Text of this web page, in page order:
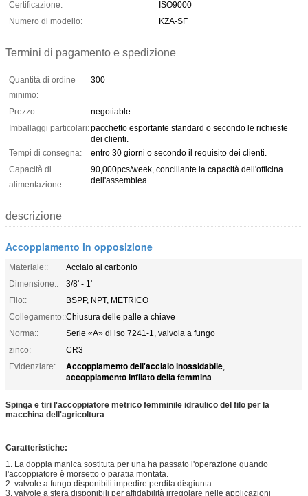
Certificazione:
ISO9000
Numero di modello:
KZA-SF
Termini di pagamento e spedizione
Quantità di ordine
minimo:
300
Prezzo:
negotiable
Imballaggi particolari:pacchetto esportante standard o secondo le richieste
dei clienti.
Tempi di consegna:
entro 30 giorni o secondo il requisito dei clienti.
Capacità di
alimentazione:
90,000pcs/week, conciliante la capacità dell'officina
dell'assemblea
descrizione
Accoppiamento in opposizione
Materiale::
Acciaio al carbonio
Dimensione::
3/8' - 1'
Filo::
BSPP, NPT, METRICO
Collegamento::Chiusura delle palle a chiave
Norma::
Serie «A» di iso 7241-1, valvola a fungo
zinco:
CR3
Evidenziare:
Accoppiamento dell'acciaio inossidabile,
accoppiamento infilato della femmina
Spinga e tiri l'accoppiatore metrico femminile idraulico del filo per la
macchina dell'agricoltura
Caratteristiche:
1. La doppia manica sostituta per una ha passato l'operazione quando
l'accoppiatore è morsetto o paratia montata.
2. valvole a fungo disponibili impedire perdita disgiunta.
3. valvole a sfera disponibili per affidabilità irregolare nelle applicazioni